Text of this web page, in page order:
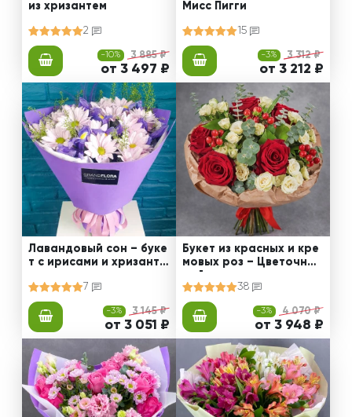
из хризантем
2
-10% 3 885 ₽
от 3 497 ₽
Мисс Пигги
15
-3% 3 312 ₽
от 3 212 ₽
Лавандовый сон – буке
т с ирисами и хризанте
7
-3% 3 145 ₽
от 3 051 ₽
Букет из красных и кре
мовых роз – Цветочный
38
-3% 4 070 ₽
от 3 948 ₽